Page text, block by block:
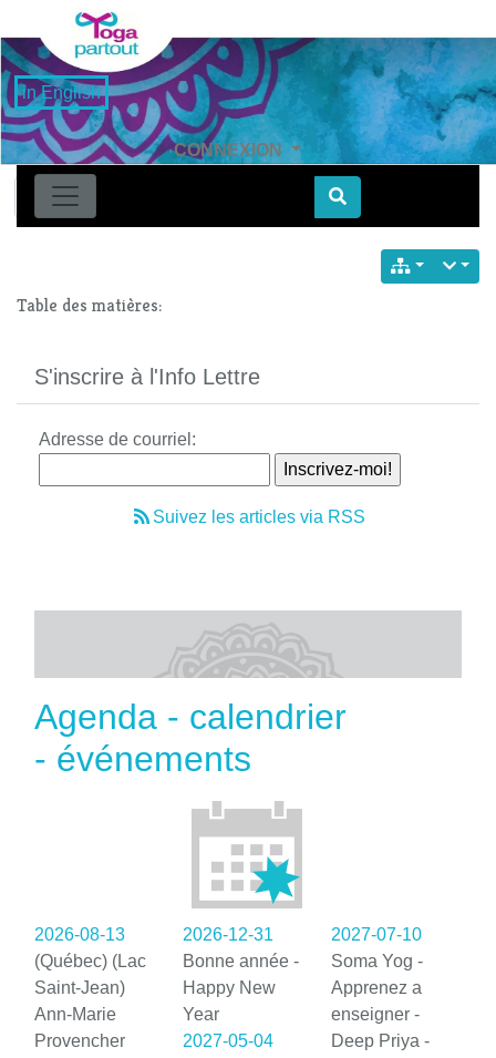
in English
CONNEXION
Find
Table des matières:
S'inscrire à l'Info Lettre
Adresse de courriel:
Suivez les articles via RSS
Agenda - calendrier
- événements
2026-08-13
(Québec) (Lac
Saint-Jean)
Ann-Marie
Provencher
2026-12-31
Bonne année -
Happy New
Year
2027-05-04
2027-07-10
Soma Yog -
Apprenez a
enseigner -
Deep Priya -